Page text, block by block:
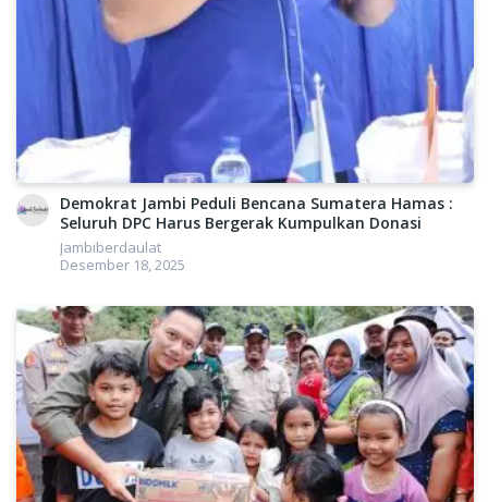
Hamas
Demokrat Jambi Peduli Bencana Sumatera Hamas :
Seluruh DPC Harus Bergerak Kumpulkan Donasi
Jambiberdaulat
Desember 18, 2025